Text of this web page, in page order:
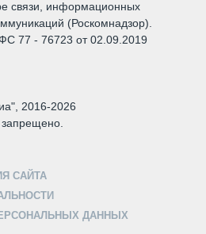
связи, информационных
(Роскомнадзор).
77 - 76723 от 02.09.2019
2016-2026
САЙТА
ДАННЫХ